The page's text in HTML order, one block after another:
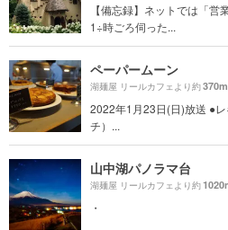
【備忘録】ネットでは「
1÷時ごろ伺った...
ペーパームーン
湖麺屋 リールカフェより約370m
2022年1月23日(日)放送 ●
チ）...
山中湖パノラマ台
湖麺屋 リールカフェより約
・